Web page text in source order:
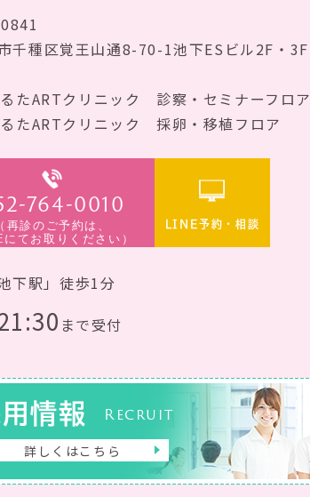
千種区覚王山通8-70-1池下ESビル2F・3F
たARTクリニック 診察・セミナーフロア
たARTクリニック 採卵・移植フロア
764-0010
（再診のご予約は、
てお取りください）
LINE予約・相談
池下駅」徒歩1分
まで受付
情報 Recruit
詳しくはこちら